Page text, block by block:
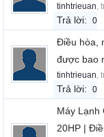
tinhtrieuan,
Trả lời: 0
Điều hòa,
được bao
tinhtrieuan,
Trả lời: 0
Máy Lạnh
20HP |